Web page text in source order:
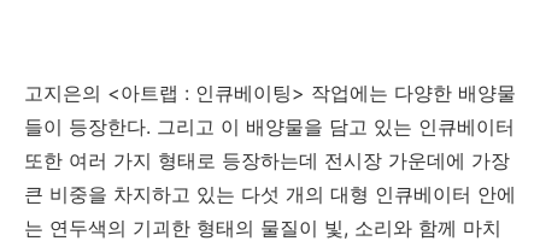
고지은의 <아트랩 : 인큐베이팅> 작업에는 다양한 배양물
들이 등장한다. 그리고 이 배양물을 담고 있는 인큐베이터
또한 여러 가지 형태로 등장하는데 전시장 가운데에 가장
큰 비중을 차지하고 있는 다섯 개의 대형 인큐베이터 안에
는 연두색의 기괴한 형태의 물질이 빛, 소리와 함께 마치